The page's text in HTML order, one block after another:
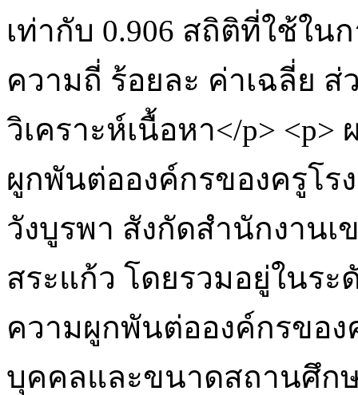
เท่ากับ 0.906 สถิติที่ใช้ใน
ความถี่ ร้อยละ ค่าเฉลี่ย ส่
วิเคราะห์เนื้อหา</p>
ผูกพันต่อองค์กรของครูโร
วังบูรพา สังกัดสำนักงาน
สระแก้ว โดยรวมอยู่ในร
ความผูกพันต่อองค์กรขอ
บุคคลและขนาดสถานศึก